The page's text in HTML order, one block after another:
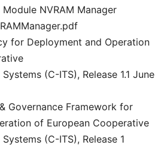
NVRAM Manager
for Deployment and Operation
(C-ITS), Release 1.1 June
Governance Framework for
of European Cooperative
(C-ITS), Release 1